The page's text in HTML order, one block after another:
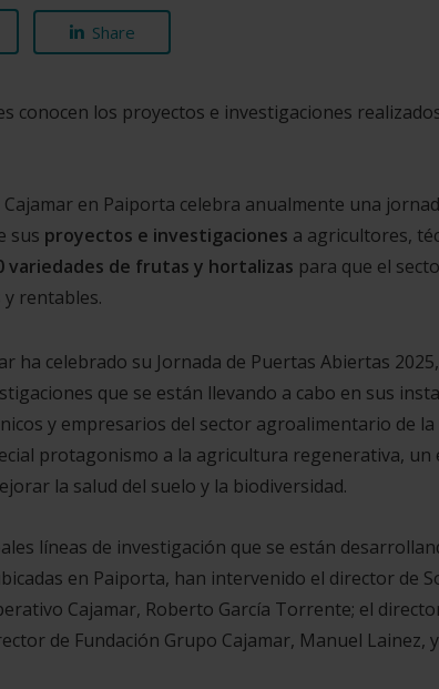
Share
conocen los proyectos e investigaciones
Cajamar en Paiporta celebra anualmente una
sus proyectos e investigaciones a agricultores,
variedades de frutas y hortalizas para que el
rentables.
ha celebrado su Jornada de Puertas Abiertas
que se están llevando a cabo en sus
y empresarios del sector agroalimentario de la
protagonismo a la agricultura regenerativa,
la salud del suelo y la biodiversidad.
líneas de investigación que se están
en Paiporta, han intervenido el director de
Cajamar, Roberto García Torrente; el
de Fundación Grupo Cajamar, Manuel Lainez,